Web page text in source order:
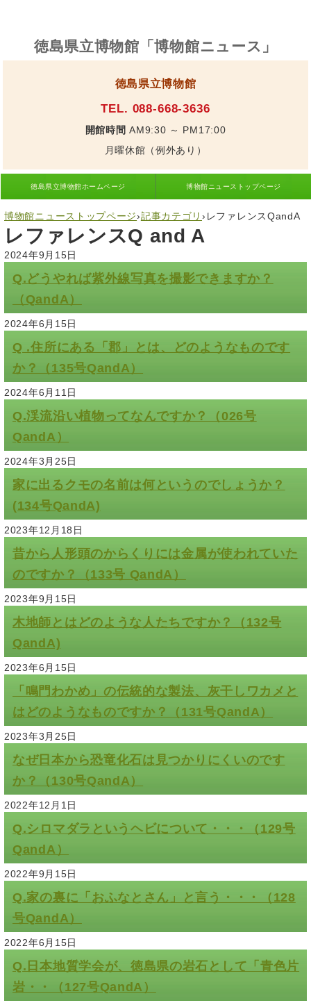
徳島県立博物館「博物館ニュース」
徳島県立博物館
TEL. 088-668-3636
開館時間 AM9:30 ～ PM17:00
月曜休館（例外あり）
徳島県立博物館ホームページ 博物館ニューストップページ
博物館ニューストップページ›記事カテゴリ› レファレンスQandA
レファレンスQ and A
2024年9月15日
Q.どうやれば紫外線写真を撮影できますか？
（QandA）
2024年6月15日
Q .住所にある「郡」とは、どのようなものです
か？（135号QandA）
2024年6月11日
Q.渓流沿い植物ってなんですか？（026号
QandA）
2024年3月25日
家に出るクモの名前は何というのでしょうか？
(134号QandA)
2023年12月18日
昔から人形頭のからくりには金属が使われていた
のですか？（133号 QandA）
2023年9月15日
木地師とはどのような人たちですか？（132号
QandA)
2023年6月15日
「鳴門わかめ」の伝統的な製法、灰干しワカメと
はどのようなものですか？（131号QandA）
2023年3月25日
なぜ日本から恐竜化石は見つかりにくいのです
か？（130号QandA）
2022年12月1日
Q.シロマダラというヘビについて・・・（129号
QandA）
2022年9月15日
Q.家の裏に「おふなとさん」と言う・・・（128
号QandA）
2022年6月15日
Q.日本地質学会が、徳島県の岩石として「青色片
岩・・（127号QandA）